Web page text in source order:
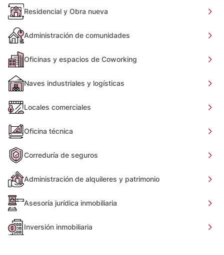
Residencial y Obra nueva
Administración de comunidades
Oficinas y espacios de Coworking
Naves industriales y logísticas
Locales comerciales
Oficina técnica
Correduría de seguros
Administración de alquileres y patrimonio
Asesoría jurídica inmobiliaria
Inversión inmobiliaria